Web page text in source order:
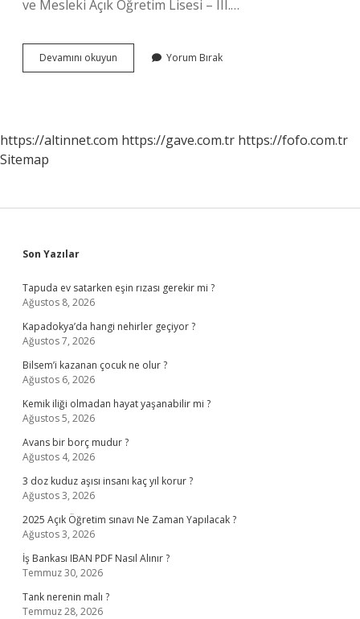
ve Mesleki Açık Öğretim Lisesi – III.…
Devamını okuyun Ortaokulu
Dışarıdan
Yorum Bırak
https://altinnet.com https://gave.com.tr https://fofo.com.tr
Sitemap
Sidebar
Son Yazılar
Tapuda ev satarken eşin rızası gerekir mi ?
Ağustos 8, 2026
Kapadokya’da hangi nehirler geçiyor ?
Ağustos 7, 2026
Bilsem’i kazanan çocuk ne olur ?
Ağustos 6, 2026
Kemik iliği olmadan hayat yaşanabilir mi ?
Ağustos 5, 2026
Avans bir borç mudur ?
Ağustos 4, 2026
3 doz kuduz aşısı insanı kaç yıl korur ?
Ağustos 3, 2026
2025 Açık Öğretim sınavı Ne Zaman Yapılacak ?
Ağustos 3, 2026
İş Bankası IBAN PDF Nasıl Alınır ?
Temmuz 30, 2026
Tank nerenin malı ?
Temmuz 28, 2026